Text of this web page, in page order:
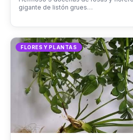
gigante de listón grues…
FLORES Y PLANTAS